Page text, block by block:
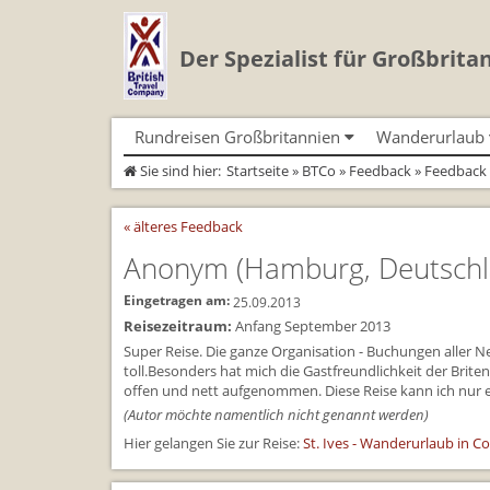
Der Spezialist für
Rundreisen Großbritannien
Autorundreisen
Herzlich Willkommen
England
Wales
Busrundreisen
Cornwall
Wales
Wanderurlaub
Geführte Wandertouren
Wandern in Cornwall
Wandern in England
Wandern in Wales
Individualtouren
Wandern in
Wandern in
Sie sind hier: Startseite» BTCo » Feedback» Feedback
« älteres Feedback
Anonym (Hamburg,
Eingetragen am: 25.09.2013
Reisezeitraum: Anfang September 2013
Super Reise. Die ganze Organisation - Buchungen aller
toll.Besonders hat mich die Gastfreundlichkeit der
offen und nett aufgenommen. Diese Reise kann ich nur
(Autor möchte namentlich nicht genannt werden)
Hier gelangen Sie zur Reise:St. Ives - Wanderurlaub in